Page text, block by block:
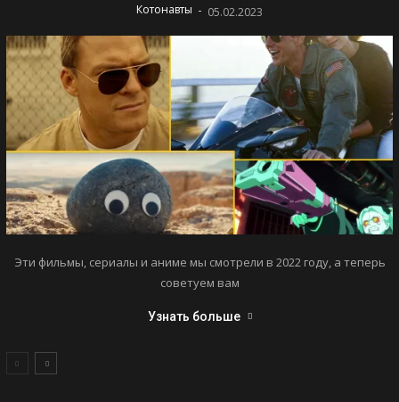
Котонавты - 05.02.2023
Эти фильмы, сериалы и аниме мы смотрели в 2022 году, а теперь
советуем вам
Узнать больше